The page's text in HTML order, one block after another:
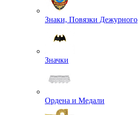
Знаки, Повязки Дежурного
Значки
Ордена и Медали